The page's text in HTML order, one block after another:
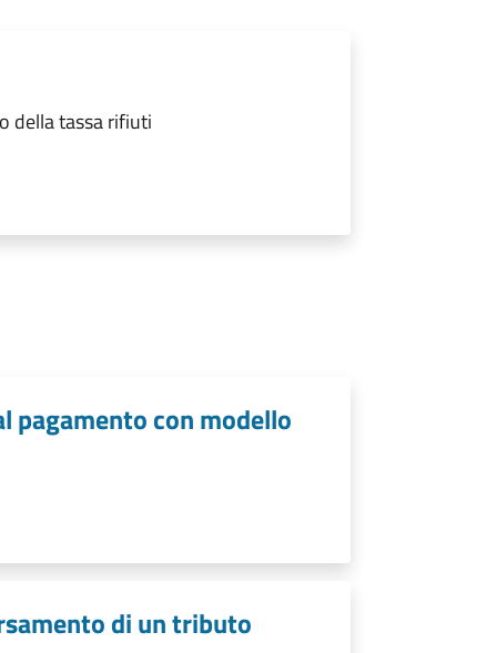
della tassa rifiuti
pagamento con modello
di un tributo